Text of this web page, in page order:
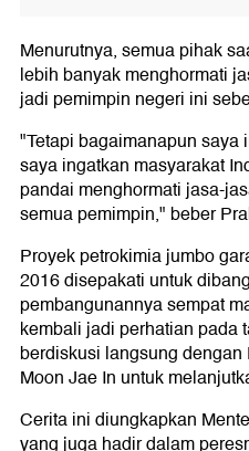
Menurutnya, semua pihak
lebih banyak menghormati
jadi pemimpin negeri ini
"Tetapi bagaimanapun saya
saya ingatkan masyarakat
pandai menghormati jasa-
semua pemimpin," beber
Proyek petrokimia jumbo
2016 disepakati untuk
pembangunannya sempat
kembali jadi perhatian pada
berdiskusi langsung
Moon Jae In untuk
Cerita ini diungkapkan
yang juga hadir dalam